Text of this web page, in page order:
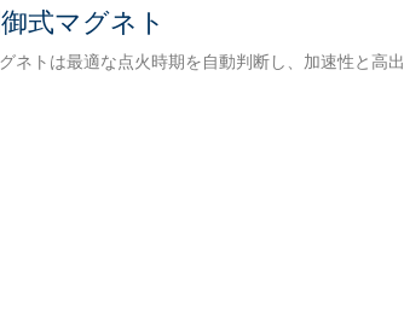
式マグネト
ネトは最適な点火時期を自動判断し、加速性と高出